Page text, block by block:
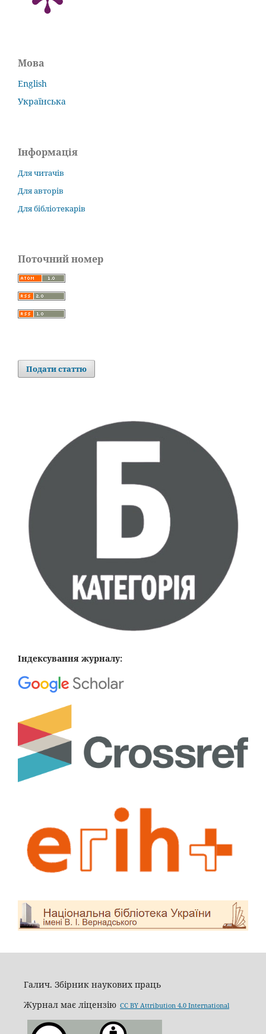
Мова
English
Українська
Інформація
Для читачів
Для авторів
Для бібліотекарів
Поточний номер
Подати статтю
Індексування журналу:
Галич. Збірник наукових праць
Журнал має ліцензію CC BY Attribution 4.0 International